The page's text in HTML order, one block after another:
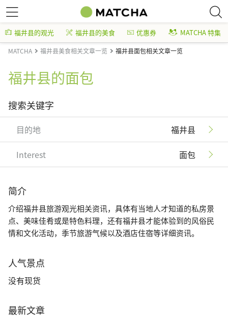
福井县的观光 福井县的美食 优惠券 MATCHA 特集
MATCHA 福井县美食相关文章一览 福井县面包相关文章一览
福井县的面包
搜索关键字
目的地 福井县
Interest 面包
简介
介绍福井县旅游观光相关资讯，具体有当地人才知道的私房景
点、美味佳肴或是特色料理，还有福井县才能体验到的风俗民
情和文化活动，季节旅游气候以及酒店住宿等详细资讯。
人气景点
没有现货
最新文章